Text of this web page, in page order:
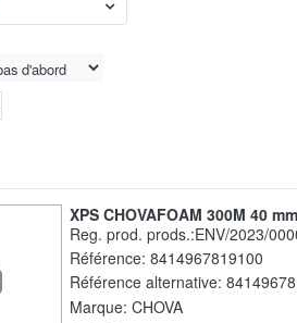
XPS CHOVAFOAM 300M 40
Reg. prod. prods.:ENV/2023/
Référence: 8414967819100
Référence alternative:
Marque: CHOVA